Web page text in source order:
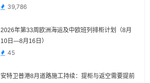
39,786
2026年第33周欧洲海运及中欧班列排柜计划（8月
10日—8月16日）
45
安特卫普港8月道路施工持续：提柜与返空需要提前